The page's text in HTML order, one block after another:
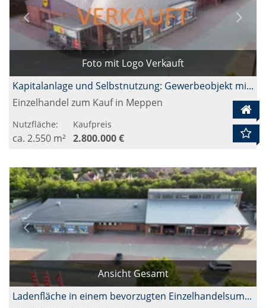
Foto mit Logo Verkauft
Kapitalanlage und Selbstnutzung: Gewerbeobjekt mit starkem Mietpartner und Räumlichkeiten zur Eigennutzung
Einzelhandel zum Kauf in Meppen
Nutzfläche:
ca. 2.550 m²
Kaufpreis
2.800.000 €
Ansicht Gesamt
Ladenfläche in einem bevorzugten Einzelhandelsumfeld Nähe B 70